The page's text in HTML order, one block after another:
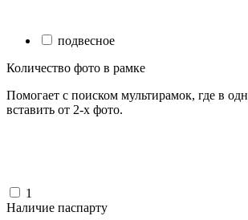
подвесное
Количество фото в рамке
Помогает с поиском мультирамок, где в
вставить от 2-х фото.
1
Наличие паспарту